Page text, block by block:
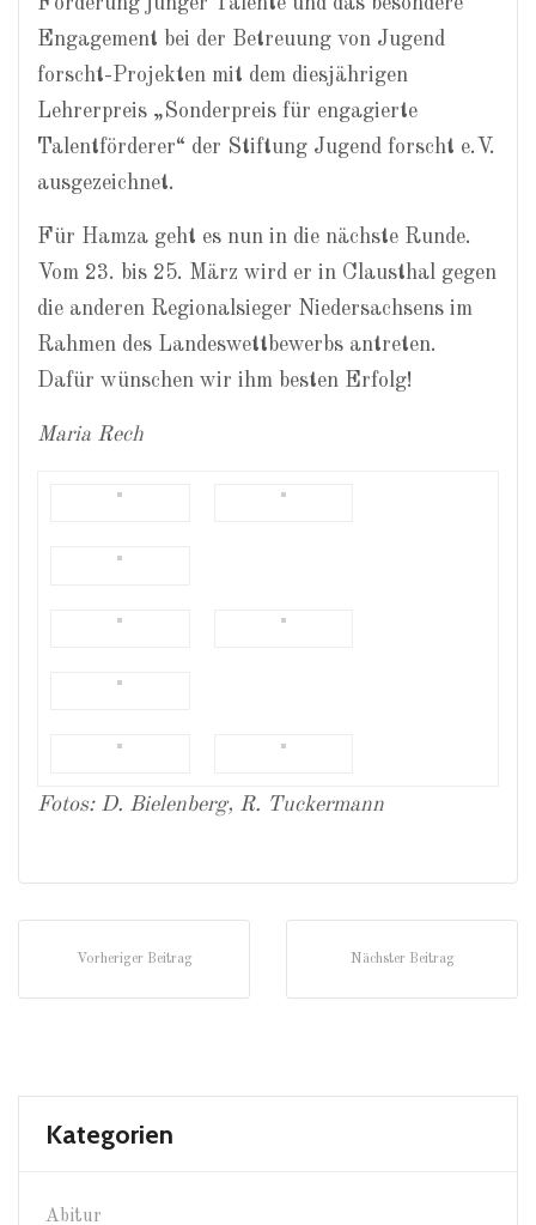
Engagement bei der Betreuung von Jugend
forscht-Projekten mit dem diesjährigen
Lehrerpreis „Sonderpreis für engagierte
Talentförderer“ der Stiftung Jugend forscht e.V.
ausgezeichnet.
Für Hamza geht es nun in die nächste Runde.
Vom 23. bis 25. März wird er in Clausthal gegen
die anderen Regionalsieger Niedersachsens im
Rahmen des Landeswettbewerbs antreten.
Dafür wünschen wir ihm besten Erfolg!
Maria Rech
Fotos: D. Bielenberg, R. Tuckermann
Vorheriger Beitrag Nächster Beitrag
Kategorien
Abitur